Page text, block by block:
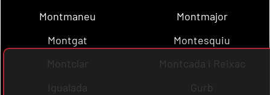
Montmaneu
Montmajor
Montgat
Montesquiu
Montclar
Montcada i Reixac
Igualada
Gurb